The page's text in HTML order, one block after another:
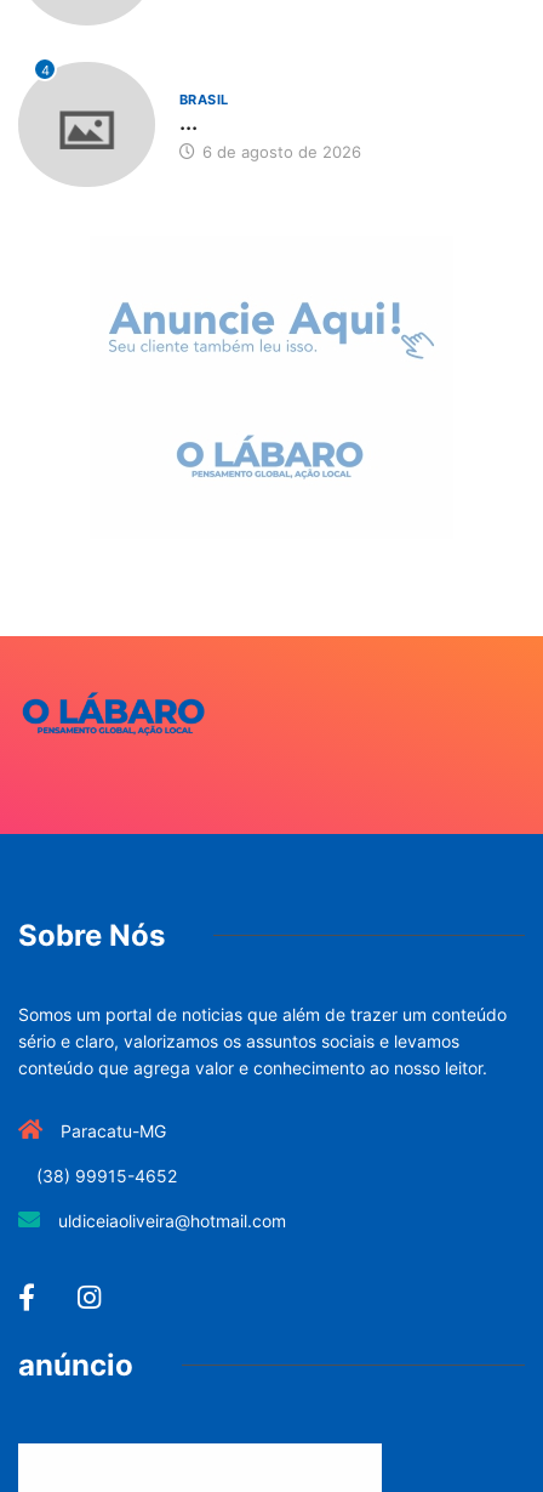
4
BRASIL
...
6 de agosto de 2026
Sobre Nós
Somos um portal de noticias que além de trazer um conteúdo
sério e claro, valorizamos os assuntos sociais e levamos
conteúdo que agrega valor e conhecimento ao nosso leitor.
Paracatu-MG
(38) 99915-4652
uldiceiaoliveira@hotmail.com
anúncio